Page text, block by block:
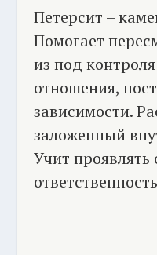
Петерсит –
Помогает
из под
отношения,
зависимости.
заложенный
Учит